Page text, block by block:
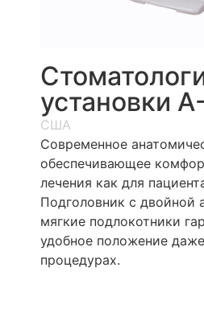
установки
США
Современное
обеспечивающее
лечения как для
Подголовник с двойной
мягкие подлокотники
удобное положение
процедурах.